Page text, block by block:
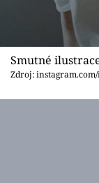
Smutné
Zdroj: